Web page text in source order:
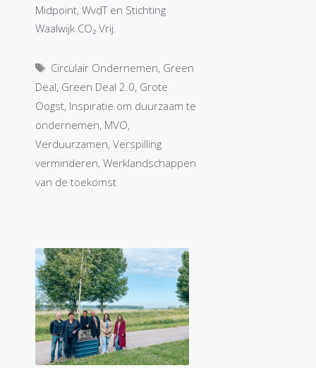
Midpoint, WvdT en Stichting
Waalwijk CO₂ Vrij.
Tags
Circulair Ondernemen, Green
Deal, Green Deal 2.0, Grote
Oogst, Inspiratie om duurzaam te
ondernemen, MVO,
Verduurzamen, Verspilling
verminderen, Werklandschappen
van de toekomst